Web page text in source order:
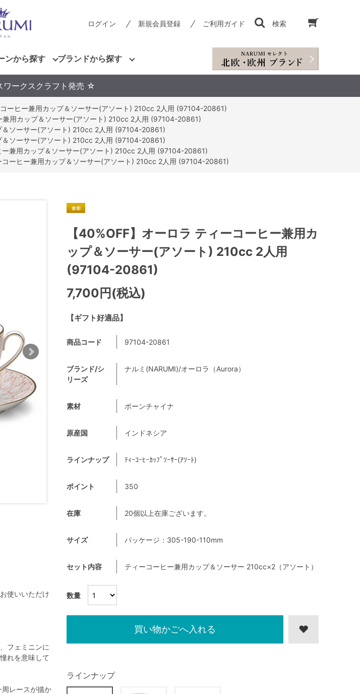
ログイン 新規会員登録 ご利用ガイド 検索
ンから探す ブランドから探す
ークスクラフト発売 ☆
コーヒー兼用カップ＆ソーサー(アソート) 210cc 2人用 (97104-20861)
兼用カップ＆ソーサー(アソート) 210cc 2人用 (97104-20861)
＆ソーサー(アソート) 210cc 2人用 (97104-20861)
＆ソーサー(アソート) 210cc 2人用 (97104-20861)
ー兼用カップ＆ソーサー(アソート) 210cc 2人用 (97104-20861)
コーヒー兼用カップ＆ソーサー(アソート) 210cc 2人用 (97104-20861)
使いいただけ
フェミニンに
れを意味して
レースが描か
【ギフト好適品】
【40%OFF】オーロラ ティーコーヒー兼用カ
ップ＆ソーサー(アソート) 210cc 2人用
(97104-20861)
7,700円(税込)
数量
商品コード 97104-20861
ブランド/シ
リーズ
ナルミ(NARUMI)/オーロラ（Aurora）
素材 ボーンチャイナ
原産国 インドネシア
ラインナップ ﾃｨｰｺｰﾋｰｶｯﾌﾟｿｰｻｰ(ｱｿｰﾄ)
ポイント 350
在庫 20個以上在庫ございます。
サイズ パッケージ：305-190-110mm
セット内容 ティーコーヒー兼用カップ＆ソーサー 210cc×2（アソート）
ラインナップ
買い物かごへ入れる